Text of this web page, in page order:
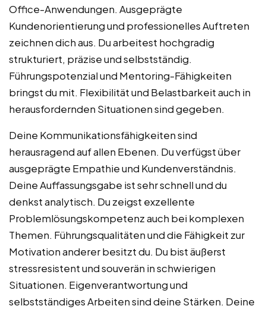
Office-Anwendungen. Ausgeprägte
Kundenorientierung und professionelles Auftreten
zeichnen dich aus. Du arbeitest hochgradig
strukturiert, präzise und selbstständig.
Führungspotenzial und Mentoring-Fähigkeiten
bringst du mit. Flexibilität und Belastbarkeit auch in
herausfordernden Situationen sind gegeben.
Deine Kommunikationsfähigkeiten sind
herausragend auf allen Ebenen. Du verfügst über
ausgeprägte Empathie und Kundenverständnis.
Deine Auffassungsgabe ist sehr schnell und du
denkst analytisch. Du zeigst exzellente
Problemlösungskompetenz auch bei komplexen
Themen. Führungsqualitäten und die Fähigkeit zur
Motivation anderer besitzt du. Du bist äußerst
stressresistent und souverän in schwierigen
Situationen. Eigenverantwortung und
selbstständiges Arbeiten sind deine Stärken. Deine